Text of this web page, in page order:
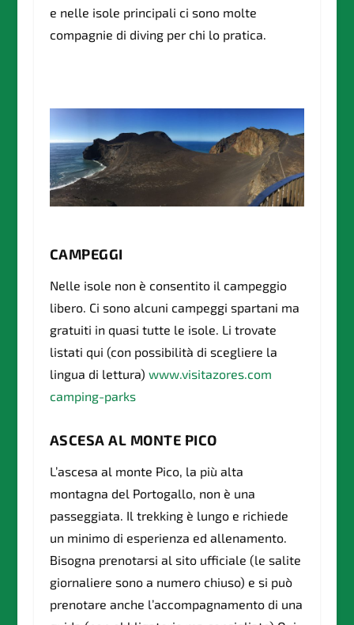
e nelle isole principali ci sono molte
compagnie di diving per chi lo pratica.
CAMPEGGI
Nelle isole non è consentito il campeggio
libero. Ci sono alcuni campeggi spartani ma
gratuiti in quasi tutte le isole. Li trovate
listati qui (con possibilità di scegliere la
lingua di lettura) www.visitazores.com
camping-parks
ASCESA AL MONTE PICO
L’ascesa al monte Pico, la più alta
montagna del Portogallo, non è una
passeggiata. Il trekking è lungo e richiede
un minimo di esperienza ed allenamento.
Bisogna prenotarsi al sito ufficiale (le salite
giornaliere sono a numero chiuso) e si può
prenotare anche l’accompagnamento di una